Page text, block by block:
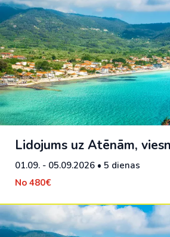
Lidojums uz Atēnām,
01.09. - 05.09.2026 • 5 dienas
No 480€